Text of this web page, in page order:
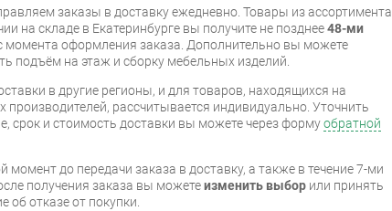
заказы в доставку ежедневно. Товары из ассортимента
на складе в Екатеринбурге вы получите не позднее48-ми
момента оформления заказа. Дополнительно вы можете
подъём на этаж и сборку мебельных изделий.
в другие регионы, и для товаров, находящихся на
производителей, рассчитывается индивидуально. Уточнить
срок и стоимость доставки вы можете через формуобратной
момент до передачи заказа в доставку, а также в течение 7-ми
получения заказа вы можетеизменить выбор или принять
об отказе от покупки.